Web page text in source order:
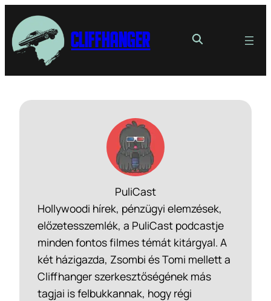
Cliffhanger
PuliCast
Hollywoodi hírek, pénzügyi elemzések,
előzetesszemlék, a PuliCast podcastje
minden fontos filmes témát kitárgyal. A
két házigazda, Zsombi és Tomi mellett a
Cliffhanger szerkesztőségének más
tagjai is felbukkannak, hogy régi